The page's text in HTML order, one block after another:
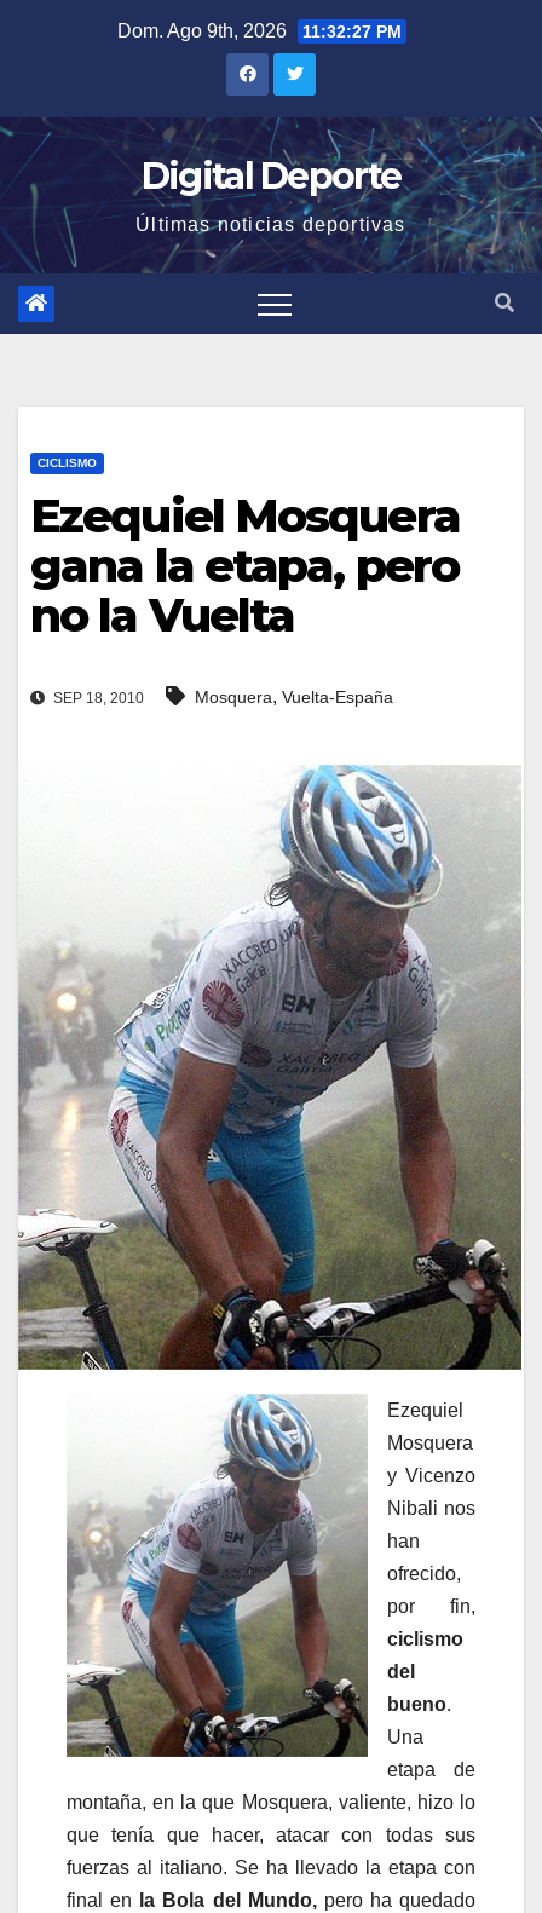
Dom. Ago 9th, 2026 11:32:28 PM
Digital Deporte
Últimas noticias deportivas
CICLISMO
Ezequiel Mosquera
gana la etapa, pero
no la Vuelta
SEP 18, 2010 Mosquera, Vuelta-España
Ezequiel
Mosquera
y Vicenzo
Nibali nos
han
ofrecido,
por fin,
ciclismo
del
bueno.
Una
etapa de
montaña, en la que Mosquera, valiente, hizo lo
que tenía que hacer, atacar con todas sus
fuerzas al italiano. Se ha llevado la etapa con
final en la Bola del Mundo,pero ha quedado